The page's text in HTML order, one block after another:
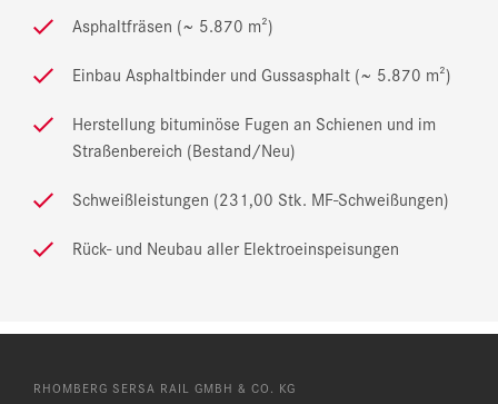
Asphaltfräsen (~ 5.870 m²)
Einbau Asphaltbinder und Gussasphalt (~ 5.870 m²)
Herstellung bituminöse Fugen an Schienen und im
Straßenbereich (Bestand/Neu)
Schweißleistungen (231,00 Stk. MF-Schweißungen)
Rück- und Neubau aller Elektroeinspeisungen
RHOMBERG SERSA RAIL GMBH & CO. KG